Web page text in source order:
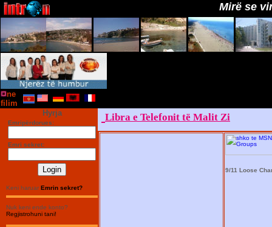
Mirë se vini në
ne
filim
Hyrja
Emripërdorues:
Emri sekret:
Keni haruar Emrin sekret?
Nuk keni ende konto?
Regjistrohuni tani!
Libra e Telefonit të Malit Zi
9/11 Loose